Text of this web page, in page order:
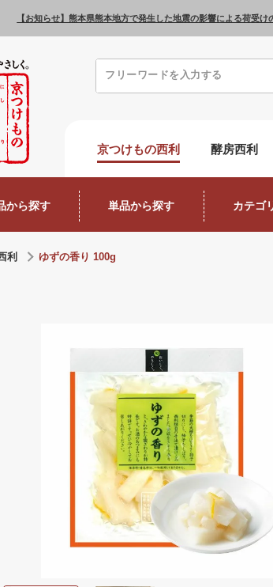
【お知らせ】熊本県熊本地方で発生した地震の影響による荷受
京つけもの西利 酵房西利
から探す 単品から探す カテゴ
利 ゆずの香り 100g